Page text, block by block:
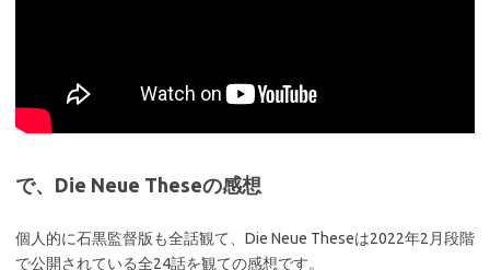
で、Die Neue Theseの感想
個人的に石黒監督版も全話観て、Die Neue Theseは2022年2月段階
で公開されている全24話を観ての感想です。